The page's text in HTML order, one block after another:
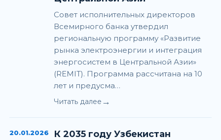
Совет исполнительных директоров
Всемирного банка утвердил
региональную программу «Развитие
рынка электроэнергии и интеграция
энергосистем в Центральной Азии»
(REMIT). Программа рассчитана на 10
лет и предусма…
Читать далее →
20.01.2026
К 2035 году Узбекистан